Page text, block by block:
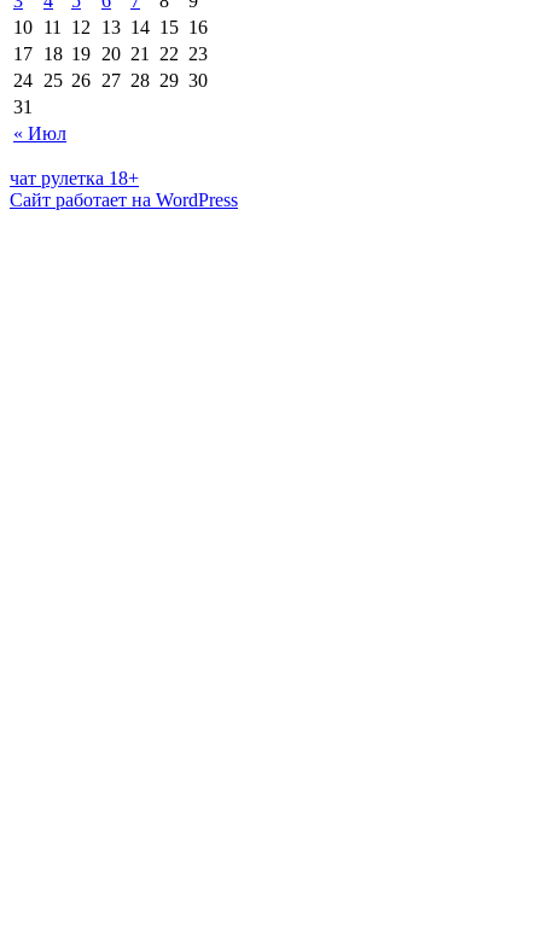
« Июл
10 11 12 13 14 15 16
17 18 19 20 21 22 23
24 25 26 27 28 29 30
31
чат рулетка 18+
Сайт работает на WordPress